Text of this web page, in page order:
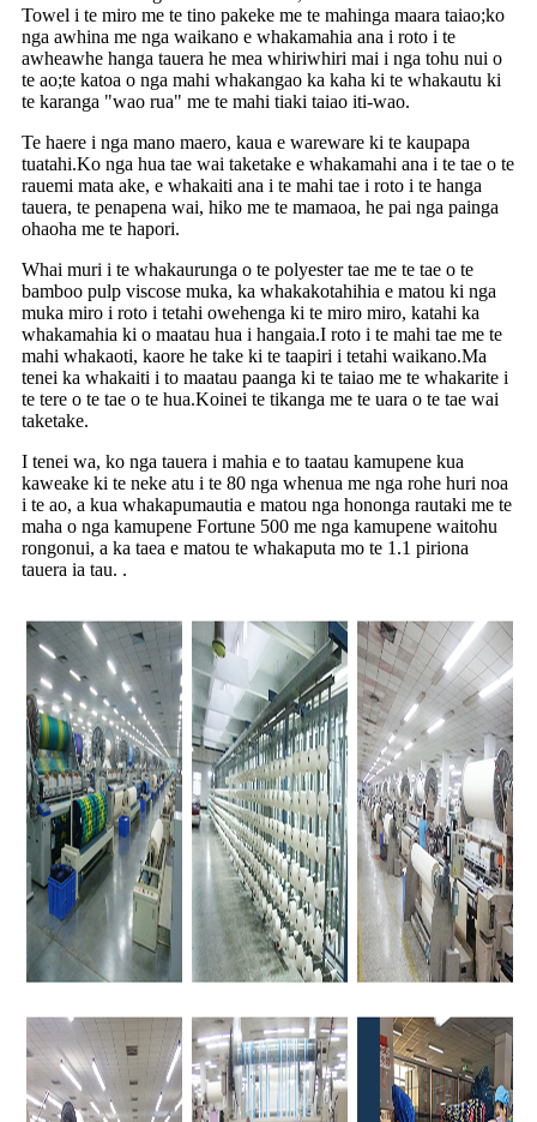
Towel i te miro me te tino pakeke me te mahinga maara taiao;ko
nga awhina me nga waikano e whakamahia ana i roto i te
awheawhe hanga tauera he mea whiriwhiri mai i nga tohu nui o
te ao;te katoa o nga mahi whakangao ka kaha ki te whakautu ki
te karanga "wao rua" me te mahi tiaki taiao iti-wao.
Te haere i nga mano maero, kaua e wareware ki te kaupapa
tuatahi.Ko nga hua tae wai taketake e whakamahi ana i te tae o te
rauemi mata ake, e whakaiti ana i te mahi tae i roto i te hanga
tauera, te penapena wai, hiko me te mamaoa, he pai nga painga
ohaoha me te hapori.
Whai muri i te whakaurunga o te polyester tae me te tae o te
bamboo pulp viscose muka, ka whakakotahihia e matou ki nga
muka miro i roto i tetahi owehenga ki te miro miro, katahi ka
whakamahia ki o maatau hua i hangaia.I roto i te mahi tae me te
mahi whakaoti, kaore he take ki te taapiri i tetahi waikano.Ma
tenei ka whakaiti i to maatau paanga ki te taiao me te whakarite i
te tere o te tae o te hua.Koinei te tikanga me te uara o te tae wai
taketake.
I tenei wa, ko nga tauera i mahia e to taatau kamupene kua
kaweake ki te neke atu i te 80 nga whenua me nga rohe huri noa
i te ao, a kua whakapumautia e matou nga hononga rautaki me te
maha o nga kamupene Fortune 500 me nga kamupene waitohu
rongonui, a ka taea e matou te whakaputa mo te 1.1 piriona
tauera ia tau. .